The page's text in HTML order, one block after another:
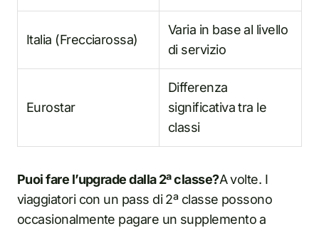
Italia (Frecciarossa)
Varia in base al livello
di servizio
Eurostar
Differenza
significativa tra le
classi
Puoi fare l’upgrade dalla 2ª classe?A volte. I
viaggiatori con un pass di 2ª classe possono
occasionalmente pagare un supplemento a